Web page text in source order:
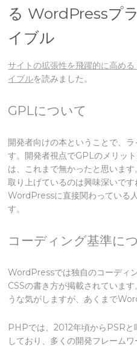
る WordPressプ
イブル
サイトの拡張性を飛躍的に高め
イブルを読みました。
GPLについて
開発者向けの本ということで、
す。開発者視点でGPLのメリッ
は、これまで無かったと思いま
取り上げているのは興味深いで
WordPressに直接関わっている
す。
コーディング基準に
WordPressでは独自のコーディ
CSSの書き方が掲載されていま
うな気がしますが、あくまで
PHPでは、2012年頃からPSRと
しており、多くの開発フレーム